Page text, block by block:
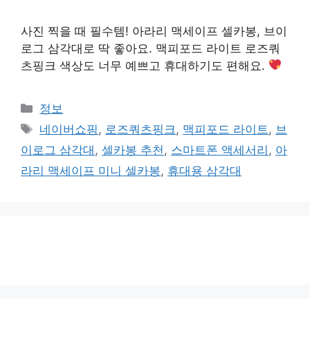
사진 찍을 때 필수템! 아라리 맥세이프 셀카봉, 브이
로그 삼각대로 딱 좋아요. 맥피포드 라이트 로즈쿼
츠핑크 색상도 너무 예쁘고 휴대하기도 편해요.
카
테
고
리
정보
태
그
네이버쇼핑 , 로즈쿼츠핑크 , 맥피포드 라이트 , 브
이로그 삼각대 , 셀카봉 추천 , 스마트폰 액세서리 , 아
라리 맥세이프 미니 셀카봉, 휴대용 삼각대